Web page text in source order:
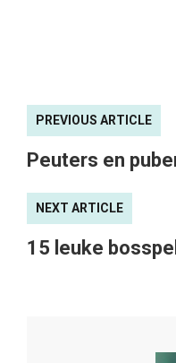
PREVIOUS ARTICLE
Peuters en
NEXT ARTICLE
15 leuke